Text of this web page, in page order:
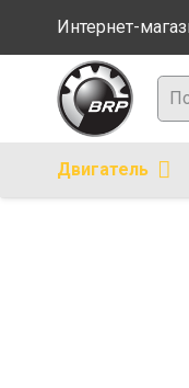
Интернет-
Двигатель